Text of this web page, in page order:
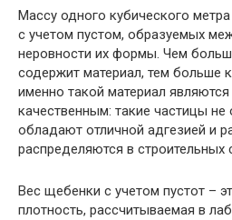
Массу одного кубического
с учетом пустом, образуемых
неровности их формы. Чем
содержит материал, тем больше
именно такой материал
качественным: такие частицы
обладают отличной адгезией и
распределяются в строительных
Вес щебенки с учетом пустот –
плотность, рассчитываемая в